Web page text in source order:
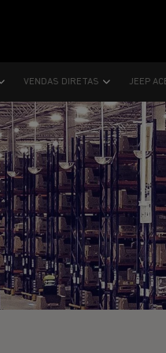
VENDAS DIRETAS JEEP